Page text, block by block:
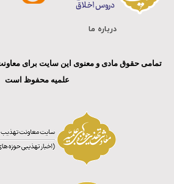
درباره ما
تمامی حقوق مادی و معنوی این سایت برای
علمیه محفوظ است